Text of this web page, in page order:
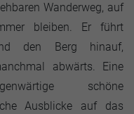
Wanderweg, auf
bleiben. Er führt
den Berg hinauf,
abwärts. Eine
schöne
Ausblicke auf das